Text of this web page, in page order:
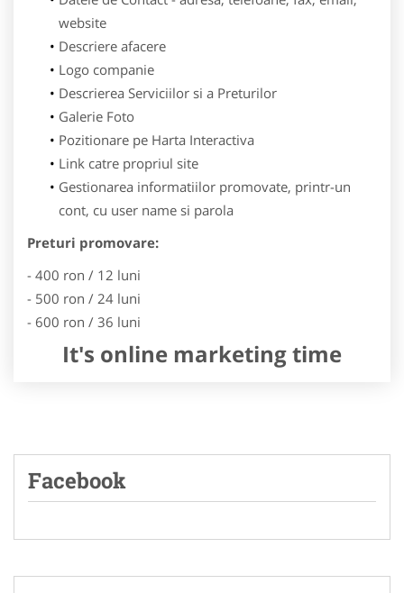
website
Descriere afacere
Logo companie
Descrierea Serviciilor si a Preturilor
Galerie Foto
Pozitionare pe Harta Interactiva
Link catre propriul site
Gestionarea informatiilor promovate, printr-un
cont, cu user name si parola
Preturi promovare:
- 400 ron / 12 luni
- 500 ron / 24 luni
- 600 ron / 36 luni
It's online marketing time
Facebook